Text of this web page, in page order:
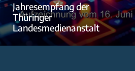
Jahresempfang der
Thüringer
Landesmedienanstalt